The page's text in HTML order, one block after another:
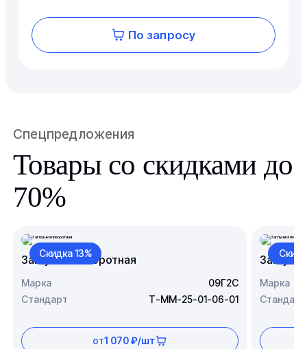
По запросу
Спецпредложения
Товары со скидками до
70%
Скидка 13%
Заглушка поворотная
Марка
09Г2С
Стандарт
Т-ММ-25-01-06-01
от1 070 ₽/шт
Марка
Стандарт